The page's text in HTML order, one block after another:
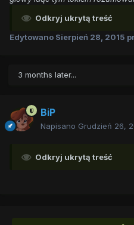
Odkryj ukrytą treść
Edytowano Sierpień 28, 2015
3 months later...
BiP
Napisano Grudzień 26,
Odkryj ukrytą treść